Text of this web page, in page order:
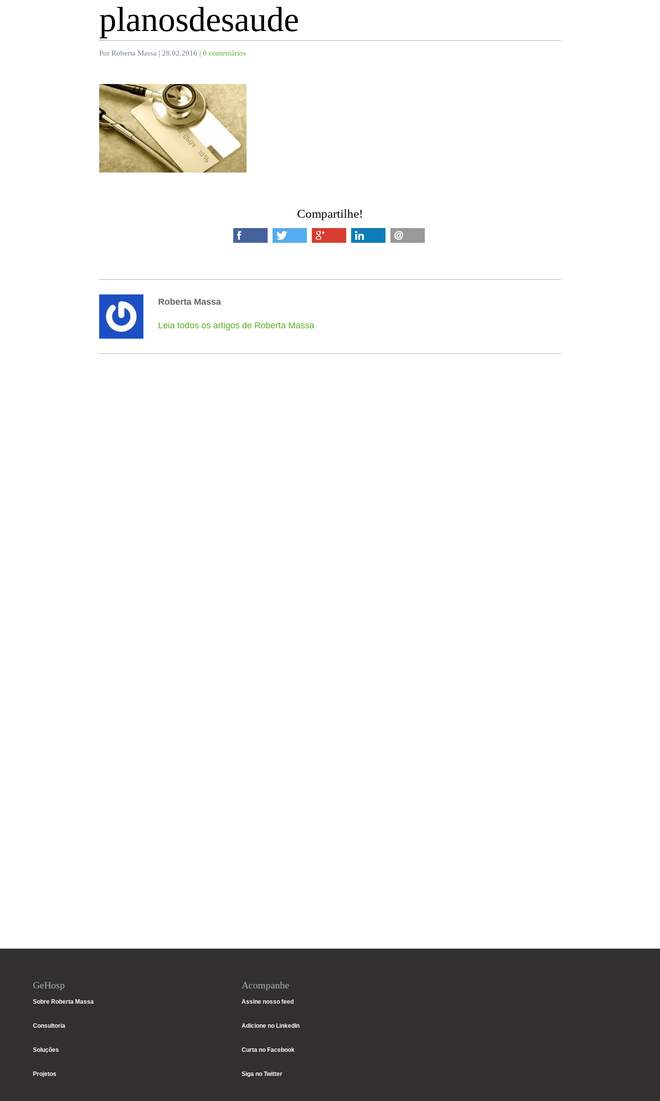
planosdesaude
Por Roberta Massa | 28.02.2016 | 0 comentários
Compartilhe!
Roberta Massa
Leia todos os artigos de Roberta Massa
GeHosp
Sobre Roberta Massa
Consultoria
Soluções
Projetos
Acompanhe
Assine nosso feed
Adicione no LinkedIn
Curta no Facebook
Siga no Twitter